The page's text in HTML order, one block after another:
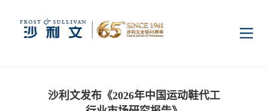
沙利文发布《2026年中国运动鞋代工